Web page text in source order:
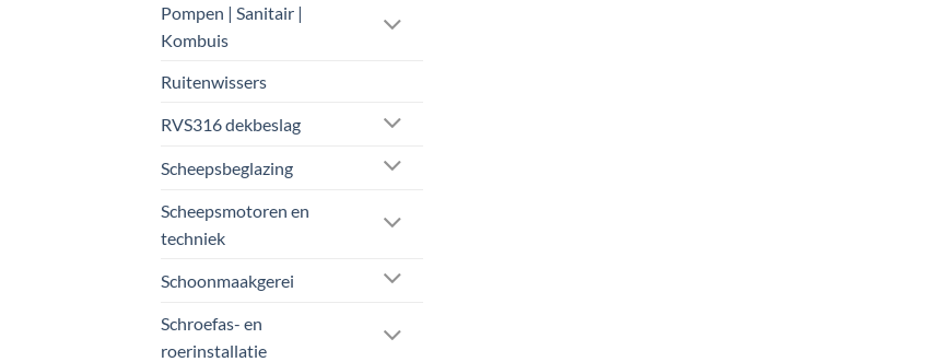
Pompen | Sanitair |
Kombuis
Ruitenwissers
RVS316 dekbeslag
Scheepsbeglazing
Scheepsmotoren en
techniek
Schoonmaakgerei
Schroefas- en
roerinstallatie